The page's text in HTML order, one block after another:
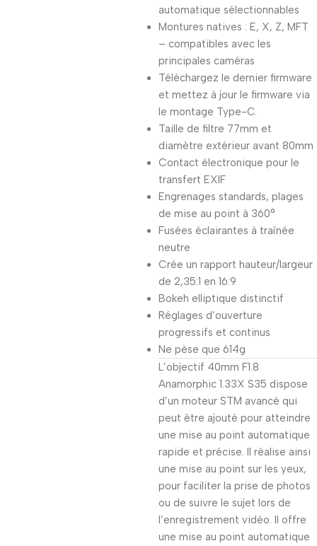
automatique sélectionnables
Montures natives : E, X, Z, MFT
– compatibles avec les
principales caméras
Téléchargez le dernier firmware
et mettez à jour le firmware via
le montage Type-C.
Taille de filtre 77mm et
diamètre extérieur avant 80mm
Contact électronique pour le
transfert EXIF
Engrenages standards, plages
de mise au point à 360°
Fusées éclairantes à traînée
neutre
Crée un rapport hauteur/largeur
de 2,35:1 en 16:9
Bokeh elliptique distinctif
Réglages d’ouverture
progressifs et continus
Ne pèse que 614g
L’objectif 40mm F1.8
Anamorphic 1.33X S35 dispose
d’un moteur STM avancé qui
peut être ajouté pour atteindre
une mise au point automatique
rapide et précise. Il réalise ainsi
une mise au point sur les yeux,
pour faciliter la prise de photos
ou de suivre le sujet lors de
l’enregistrement vidéo. Il offre
une mise au point automatique